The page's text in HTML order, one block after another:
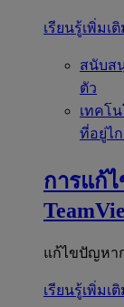
เรียนรู้เพิ่มเติ
สนับส
ตัว
เทคโ
ที่อยู่ไ
การแก้
แก้ไขปัญหา
เรียนรู้เพิ่มเติ